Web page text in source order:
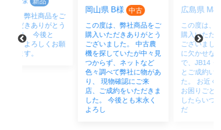
中古
この度は、弊社商品をご
購入いただきありがとう
ございました。 中古農
機を探していたが中々見
つからず、ネットなど
色々調べて弊社に物があ
り、 現物確認にご来
店、ご成約をいただきま
した。 今後とも末永く
広島県 M様
中古
この度は、弊社商品をご
購入いただきありがとう
ございました。 畑作業
に欠かせないということ
で、JB14・うねたて機
とご成約いただきまし
た。 お近くですので、
お困りごとなどございま
したらいつでもご連絡く